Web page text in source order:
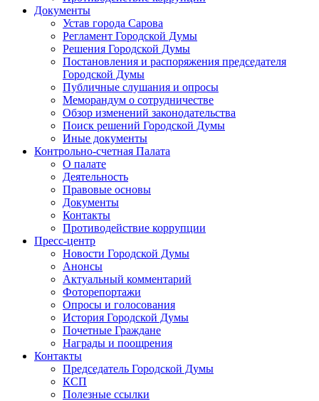
Документы
Устав города Сарова
Регламент Городской Думы
Решения Городской Думы
Постановления и распоряжения председателя
Городской Думы
Публичные слушания и опросы
Меморандум о сотрудничестве
Обзор изменений законодательства
Поиск решений Городской Думы
Иные документы
Контрольно-счетная Палата
О палате
Деятельность
Правовые основы
Документы
Контакты
Противодействие коррупции
Пресс-центр
Новости Городской Думы
Анонсы
Актуальный комментарий
Фоторепортажи
Опросы и голосования
История Городской Думы
Почетные Граждане
Награды и поощрения
Контакты
Председатель Городской Думы
КСП
Полезные ссылки